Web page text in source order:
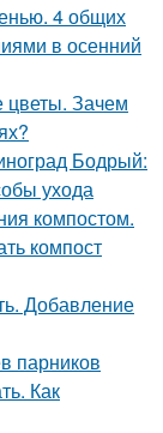
4 общих
в осенний
цветы. Зачем
Бодрый:
ухода
компостом.
компост
Добавление
парников
Как